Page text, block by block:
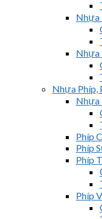
Nhựa
Nhựa
Nhựa Phíp,
Nhựa
Phíp
Phíp
Phíp
Phíp